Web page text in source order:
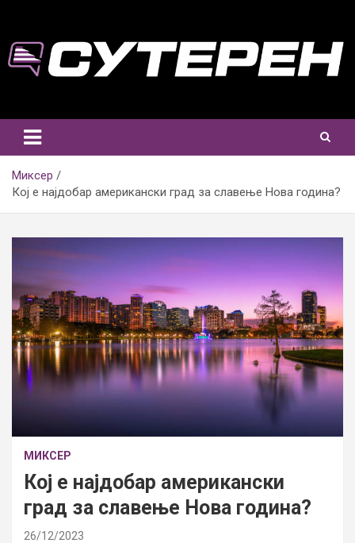
content
Миксер
Кој е најдобар американски град за славење Нова година?
МИКСЕР
Кој е најдобар американски
град за славење Нова година?
26/12/2023